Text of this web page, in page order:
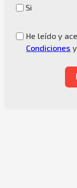
Si
He leído y
Condiciones